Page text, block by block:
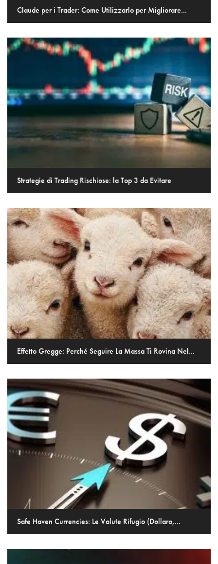
Claude per i Trader: Come Utilizzarlo per Migliorare...
Strategie di Trading Rischiose: la Top 3 da Evitare
Effetto Gregge: Perché Seguire La Massa Ti Rovina Nel...
Safe Haven Currencies: Le Valute Rifugio (Dollaro,...